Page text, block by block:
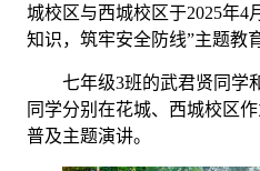
城校区与西城校区于2025年4
知识，筑牢安全防线”主题教
七年级3班的武君贤 同学
同学分别在花城、西城校区
普及主题演讲。